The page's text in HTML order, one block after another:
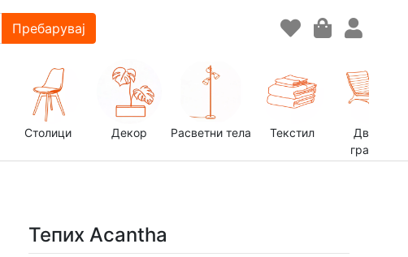
Пребарувај
Столици Декор Расветни тела Текстил
Двор и
градина
Тепих Acantha